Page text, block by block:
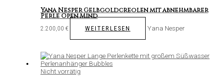
Yana Nesper Gelbgoldcreolen mit abnehmbarer
Perle Open Mind
2.200,00 € WEITERLESEN Yana Nesper
Nicht vorrätig